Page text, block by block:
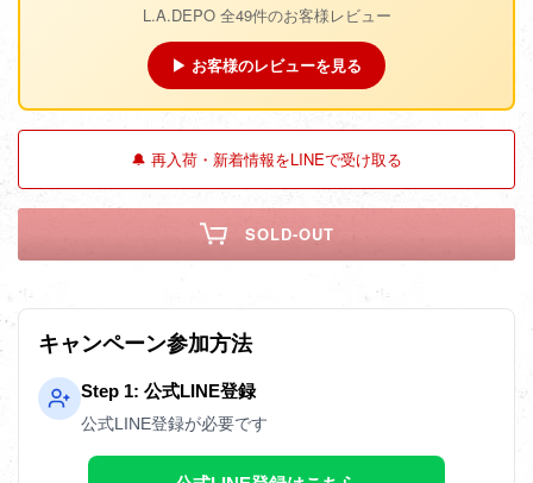
L.A.DEPO 全49件のお客様レビュー
▶ お客様のレビューを見る
🔔 再入荷・新着情報をLINEで受け取る
SOLD-OUT
キャンペーン参加方法
Step 1: 公式LINE登録
公式LINE登録が必要です